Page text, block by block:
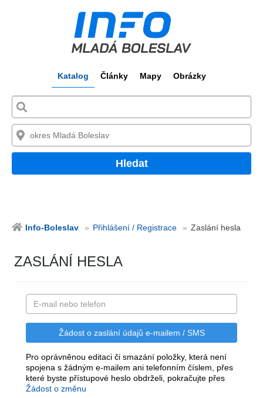
Katalog Články Mapy Obrázky
Hledat
Info-Boleslav Přihlášení / Registrace Zaslání hesla
ZASLÁNÍ HESLA
Pro oprávněnou editaci či smazání položky, která není
spojena s žádným e-mailem ani telefonním číslem, přes
které byste přístupové heslo obdrželi, pokračujte přes
Žádost o změnu